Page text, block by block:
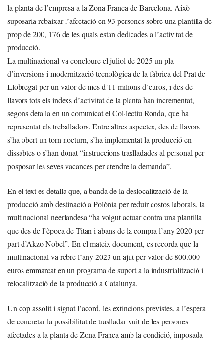
la planta de l’empresa a la Zona Franca de Barcelona. Això
suposaria rebaixar l’afectació en 93 persones sobre una plantilla de
prop de 200, 176 de les quals estan dedicades a l’activitat de
producció.
La multinacional va concloure el juliol de 2025 un pla
d’inversions i modernització tecnològica de la fàbrica del Prat de
Llobregat per un valor de més d’11 milions d’euros, i des de
llavors tots els índexs d’activitat de la planta han incrementat,
segons detalla en un comunicat el Col·lectiu Ronda, que ha
representat els treballadors. Entre altres aspectes, des de llavors
s’ha obert un torn nocturn, s’ha implementat la producció en
dissabtes o s’han donat “instruccions traslladades al personal per
posposar les seves vacances per atendre la demanda”.
En el text es detalla que, a banda de la deslocalització de la
producció amb destinació a Polònia per reduir costos laborals, la
multinacional neerlandesa “ha volgut actuar contra una plantilla
que des de l’època de Titan i abans de la compra l’any 2020 per
part d’Akzo Nobel”. En el mateix document, es recorda que la
multinacional va rebre l’any 2023 un ajut per valor de 800.000
euros emmarcat en un programa de suport a la industrialització i
relocalització de la producció a Catalunya.
Un cop assolit i signat l’acord, les extincions previstes, a l’espera
de concretar la possibilitat de traslladar vuit de les persones
afectades a la planta de Zona Franca amb la condició, imposada